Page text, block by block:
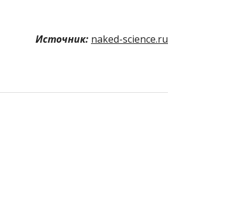
Источник: naked-science.ru